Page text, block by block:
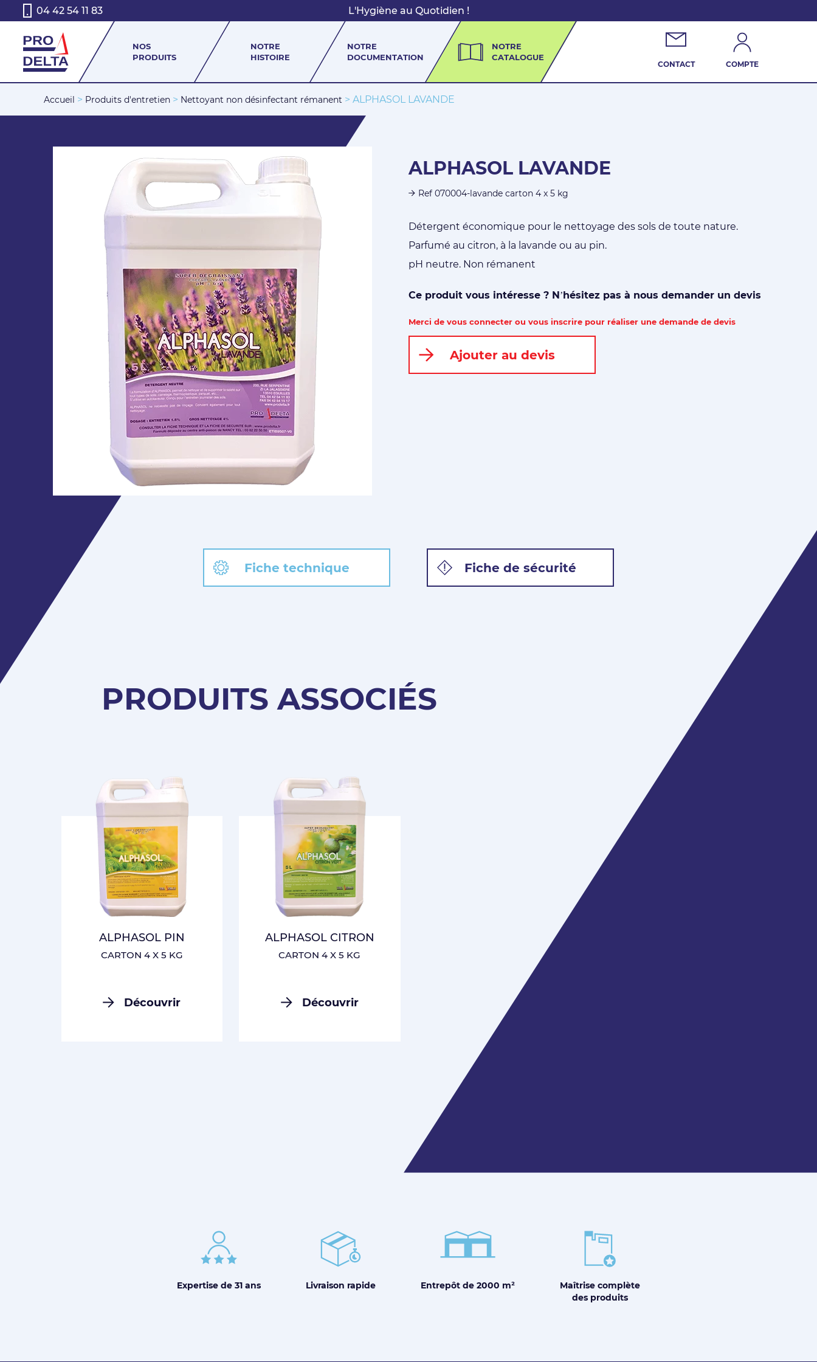
04 42 54 11 83 L'Hygiène au Quotidien !
NOS
PRODUITS
NOTRE
HISTOIRE
NOTRE
DOCUMENTATION
NOTRE
CATALOGUE
CONTACT COMPTE
Accueil > Produits d'entretien > Nettoyant non désinfectant rémanent > ALPHASOL LAVANDE
ALPHASOL LAVANDE
Ref 070004-lavande carton 4 x 5 kg
Détergent économique pour le nettoyage des sols de toute nature.
Parfumé au citron, à la lavande ou au pin.
pH neutre. Non rémanent
Ce produit vous intéresse ? N’hésitez pas à nous demander un devis
Merci de vous connecter ou vous inscrire pour réaliser une demande de devis
Ajouter au devis
Fiche technique Fiche de sécurité
PRODUITS ASSOCIÉS
ALPHASOL PIN
CARTON 4 X 5 KG
Découvrir
ALPHASOL CITRON
CARTON 4 X 5 KG
Découvrir
Expertise de 31 ans Livraison rapide Entrepôt de 2000 m² Maîtrise complète
des produits